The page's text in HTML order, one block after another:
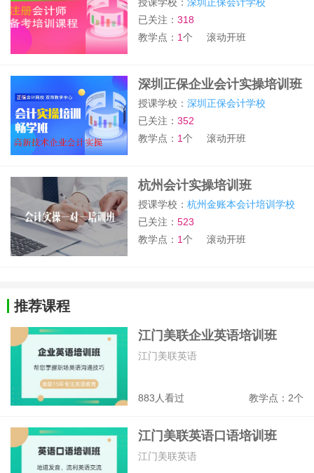
已关注：318
教学点： 1个 滚动开班
深圳正保企业会计实操培训班
授课学校：深圳正保会计学校
已关注：352
教学点： 1个 滚动开班
杭州会计实操培训班
授课学校：杭州金账本会计培训学校
已关注：523
教学点： 1个 滚动开班
推荐课程
江门美联企业英语培训班
883人看过 教学点：2个
江门美联英语
江门美联英语口语培训班
江门美联英语